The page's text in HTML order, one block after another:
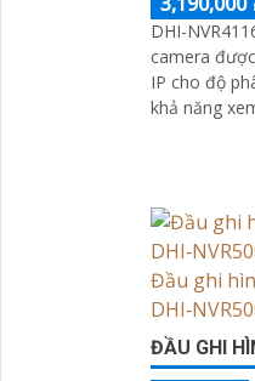
DHI-
camera
IP cho độ
khả năng xem
ĐẦU GHI